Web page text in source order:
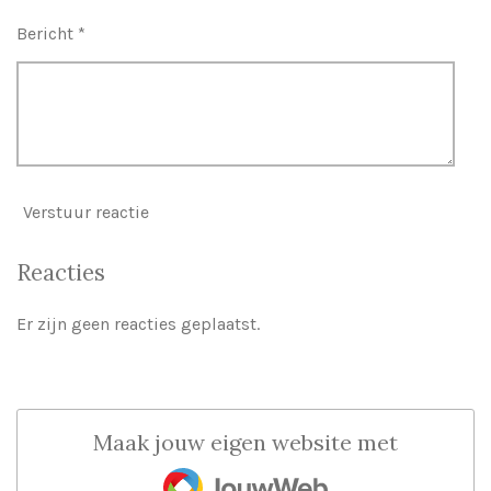
Bericht *
Verstuur reactie
Reacties
Er zijn geen reacties geplaatst.
Maak jouw eigen website met
JouwWeb